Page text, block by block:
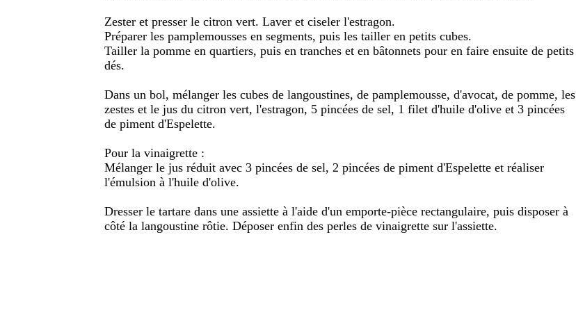
Zester et presser le citron vert. Laver et ciseler l'estragon.
Préparer les pamplemousses en segments, puis les tailler en petits cubes.
Tailler la pomme en quartiers, puis en tranches et en bâtonnets pour en faire ensuite de petits
dés.
Dans un bol, mélanger les cubes de langoustines, de pamplemousse, d'avocat, de pomme, les
zestes et le jus du citron vert, l'estragon, 5 pincées de sel, 1 filet d'huile d'olive et 3 pincées
de piment d'Espelette.
Pour la vinaigrette :
Mélanger le jus réduit avec 3 pincées de sel, 2 pincées de piment d'Espelette et réaliser
l'émulsion à l'huile d'olive.
Dresser le tartare dans une assiette à l'aide d'un emporte-pièce rectangulaire, puis disposer à
côté la langoustine rôtie. Déposer enfin des perles de vinaigrette sur l'assiette.